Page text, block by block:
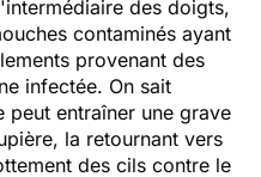
des doigts,
contaminés ayant
provenant des
infectée. On sait
peut entraîner une grave
la retournant vers
des cils contre le